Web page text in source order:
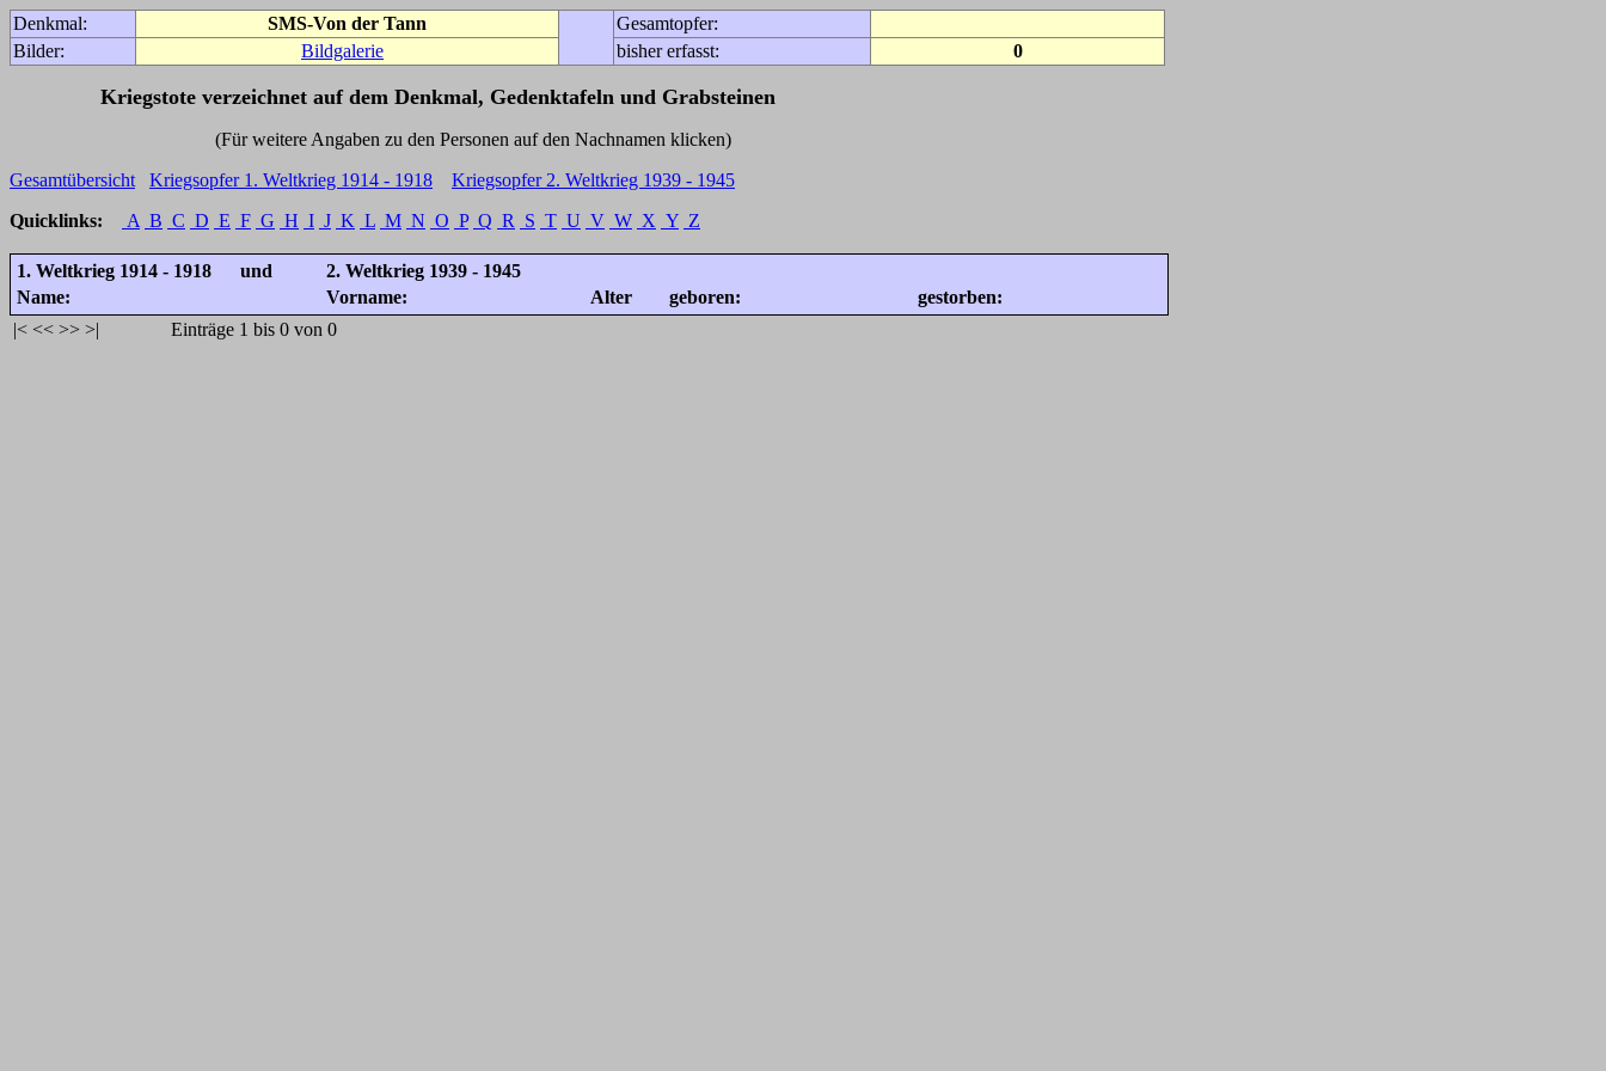
Denkmal: SMS-Von der Tann
Gesamtopfer:
Bilder:
Bildgalerie bisher erfasst: 0
Kriegstote verzeichnet auf dem Denkmal, Gedenktafeln und Grabsteinen
(Für weitere Angaben zu den Personen auf den Nachnamen klicken)
Gesamtübersicht
Kriegsopfer 1. Weltkrieg 1914 - 1918
Kriegsopfer 2. Weltkrieg 1939 - 1945
Quicklinks:
A B C D E F G H I J K L M N O P Q R S T U V W X Y Z
1. Weltkrieg 1914 - 1918 und
2. Weltkrieg 1939 - 1945
Name:
Vorname: Alter geboren:
gestorben:
|< << >> >| Einträge 1 bis 0 von 0